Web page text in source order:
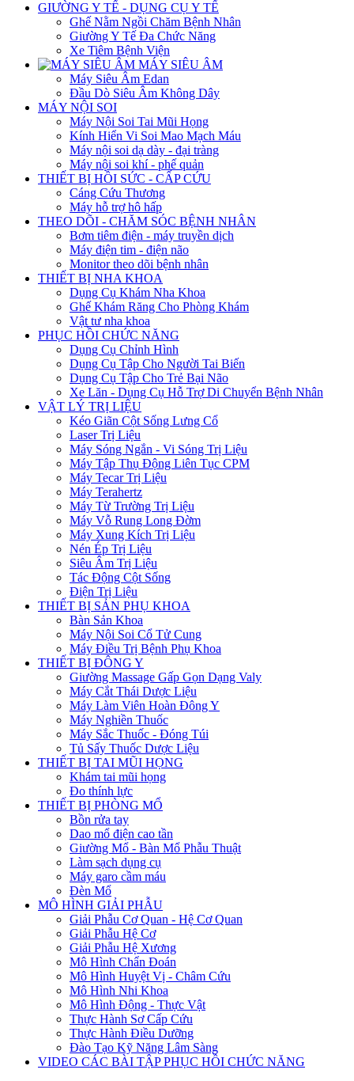
GIƯỜNG Y TẾ - DỤNG CỤ Y TẾ
Ghế Nằm Ngồi Chăm Bệnh Nhân
Giường Y Tế Đa Chức Năng
Xe Tiêm Bệnh Viện
MÁY SIÊU ÂM
Máy Siêu Âm Edan
Đầu Dò Siêu Âm Không Dây
MÁY NỘI SOI
Máy Nội Soi Tai Mũi Họng
Kính Hiển Vi Soi Mao Mạch Máu
Máy nội soi dạ dày - đại tràng
Máy nội soi khí - phế quản
THIẾT BỊ HỒI SỨC - CẤP CỨU
Cáng Cứu Thương
Máy hỗ trợ hô hấp
THEO DÕI - CHĂM SÓC BỆNH NHÂN
Bơm tiêm điện - máy truyền dịch
Máy điện tim - điện não
Monitor theo dõi bệnh nhân
THIẾT BỊ NHA KHOA
Dụng Cụ Khám Nha Khoa
Ghế Khám Răng Cho Phòng Khám
Vật tư nha khoa
PHỤC HỒI CHỨC NĂNG
Dụng Cụ Chỉnh Hình
Dụng Cụ Tập Cho Người Tai Biến
Dụng Cụ Tập Cho Trẻ Bại Não
Xe Lăn - Dụng Cụ Hỗ Trợ Di Chuyển Bệnh Nhân
VẬT LÝ TRỊ LIỆU
Kéo Giãn Cột Sống Lưng Cổ
Laser Trị Liệu
Máy Sóng Ngắn - Vi Sóng Trị Liệu
Máy Tập Thụ Động Liên Tục CPM
Máy Tecar Trị Liệu
Máy Terahertz
Máy Từ Trường Trị Liệu
Máy Vỗ Rung Long Đờm
Máy Xung Kích Trị Liệu
Nén Ép Trị Liệu
Siêu Âm Trị Liệu
Tác Động Cột Sống
Điện Trị Liệu
THIẾT BỊ SẢN PHỤ KHOA
Bàn Sản Khoa
Máy Nội Soi Cổ Tử Cung
Máy Điều Trị Bệnh Phụ Khoa
THIẾT BỊ ĐÔNG Y
Giường Massage Gấp Gọn Dạng Valy
Máy Cắt Thái Dược Liệu
Máy Làm Viên Hoàn Đông Y
Máy Nghiền Thuốc
Máy Sắc Thuốc - Đóng Túi
Tủ Sấy Thuốc Dược Liệu
THIẾT BỊ TAI MŨI HỌNG
Khám tai mũi họng
Đo thính lực
THIẾT BỊ PHÒNG MỔ
Bồn rửa tay
Dao mổ điện cao tần
Giường Mổ - Bàn Mổ Phẫu Thuật
Làm sạch dụng cụ
Máy garo cầm máu
Đèn Mổ
MÔ HÌNH GIẢI PHẪU
Giải Phẫu Cơ Quan - Hệ Cơ Quan
Giải Phẫu Hệ Cơ
Giải Phẫu Hệ Xương
Mô Hình Chẩn Đoán
Mô Hình Huyệt Vị - Châm Cứu
Mô Hình Nhi Khoa
Mô Hình Động - Thực Vật
Thực Hành Sơ Cấp Cứu
Thực Hành Điều Dưỡng
Đào Tạo Kỹ Năng Lâm Sàng
VIDEO CÁC BÀI TẬP PHỤC HỒI CHỨC NĂNG